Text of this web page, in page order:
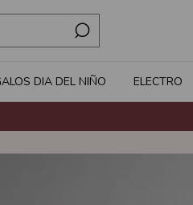
DIA DEL NIÑO ELECTRO